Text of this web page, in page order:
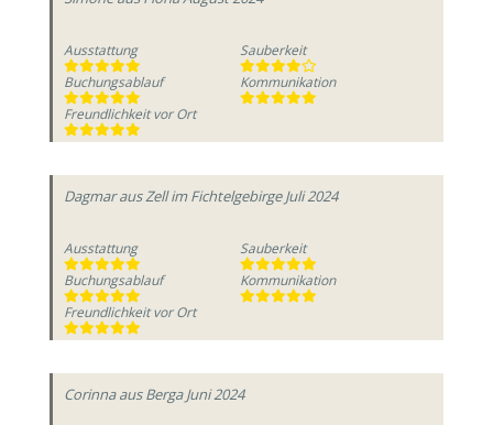
Ausstattung
Sauberkeit
Buchungsablauf
Kommunikation
Freundlichkeit vor Ort
Dagmaraus Zell im Fichtelgebirge Juli 2024
Ausstattung
Sauberkeit
Buchungsablauf
Kommunikation
Freundlichkeit vor Ort
Corinnaaus Berga Juni 2024